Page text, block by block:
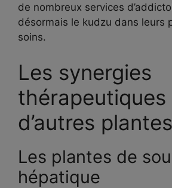
de nombreux services
désormais le kudzu dans leurs
soins.
Les synergies
thérapeutiques
d’autres plantes
Les plantes de
hépatique